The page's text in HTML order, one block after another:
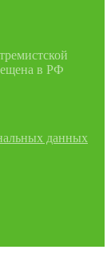
в РФ
данных